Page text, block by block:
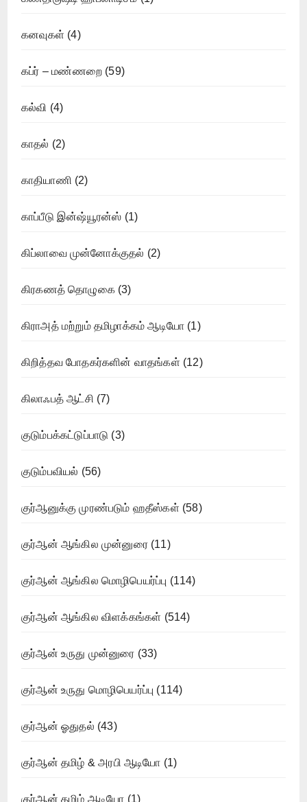
கனவுகள் (4)
கப்ர் – மண்ணறை (59)
கல்வி (4)
காதல் (2)
காதியாணி (2)
காப்பீடு இன்ஷ்யூரன்ஸ் (1)
கிப்லாவை முன்னோக்குதல் (2)
கிரகணத் தொழுகை(3)
கிராஅத் மற்றும் தமிழாக்கம் ஆடியோ (1)
கிறித்தவ போதகர்களின் வாதங்கள் (12)
கிலாஃபத் ஆட்சி (7)
குடும்பக்கட்டுப்பாடு (3)
குடும்பவியல் (56)
குர்ஆனுக்கு முரண்படும் ஹதீஸ்கள் (58)
குர்ஆன் ஆங்கில முன்னுரை(11)
குர்ஆன் ஆங்கில மொழிபெயர்ப்பு (114)
குர்ஆன் ஆங்கில விளக்கங்கள் (514)
குர்ஆன் உருது முன்னுரை (33)
குர்ஆன் உருது மொழிபெயர்ப்பு (114)
குர்ஆன் ஓதுதல் (43)
குர்ஆன் தமிழ் & அரபி ஆடியோ (1)
குர்ஆன் தமிழ் ஆடியோ (1)